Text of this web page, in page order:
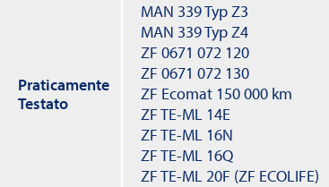
Praticamente
Testato
MAN 339 Typ Z3
MAN 339 Typ Z4
ZF 0671 072 120
ZF 0671 072 130
ZF Ecomat 150 000 km
ZF TE-ML 14E
ZF TE-ML 16N
ZF TE-ML 16Q
ZF TE-ML 20F (ZF ECOLIFE)